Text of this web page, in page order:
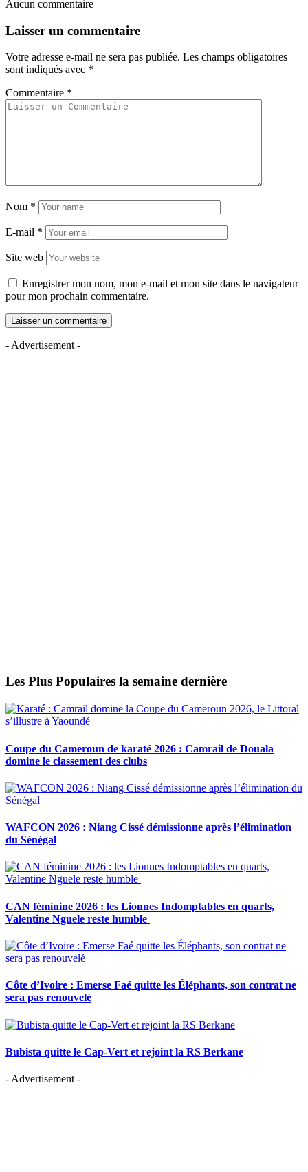
Aucun commentaire
Laisser un commentaire
Votre adresse e-mail ne sera pas publiée. Les champs obligatoires
sont indiqués avec *
Commentaire *
Nom *
E-mail *
Site web
Enregistrer mon nom, mon e-mail et mon site dans le navigateur
pour mon prochain commentaire.
- Advertisement -
Les Plus Populaires la semaine dernière
Coupe du Cameroun de karaté 2026 : Camrail de Douala
domine le classement des clubs
WAFCON 2026 : Niang Cissé démissionne après l’élimination
du Sénégal
CAN féminine 2026 : les Lionnes Indomptables en quarts,
Valentine Nguele reste humble
Côte d’Ivoire : Emerse Faé quitte les Éléphants, son contrat ne
sera pas renouvelé
Bubista quitte le Cap-Vert et rejoint la RS Berkane
- Advertisement -